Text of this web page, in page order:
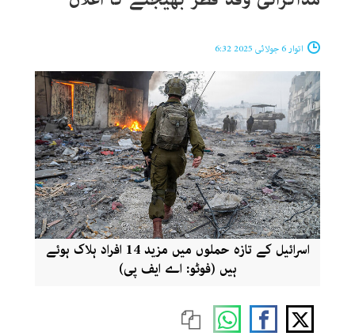
اتوار 6 جولائی 2025 6:32
اسرائیل کے تازہ حملوں میں مزید 14 افراد ہلاک ہوئے
ہیں (فوٹو: اے ایف پی)